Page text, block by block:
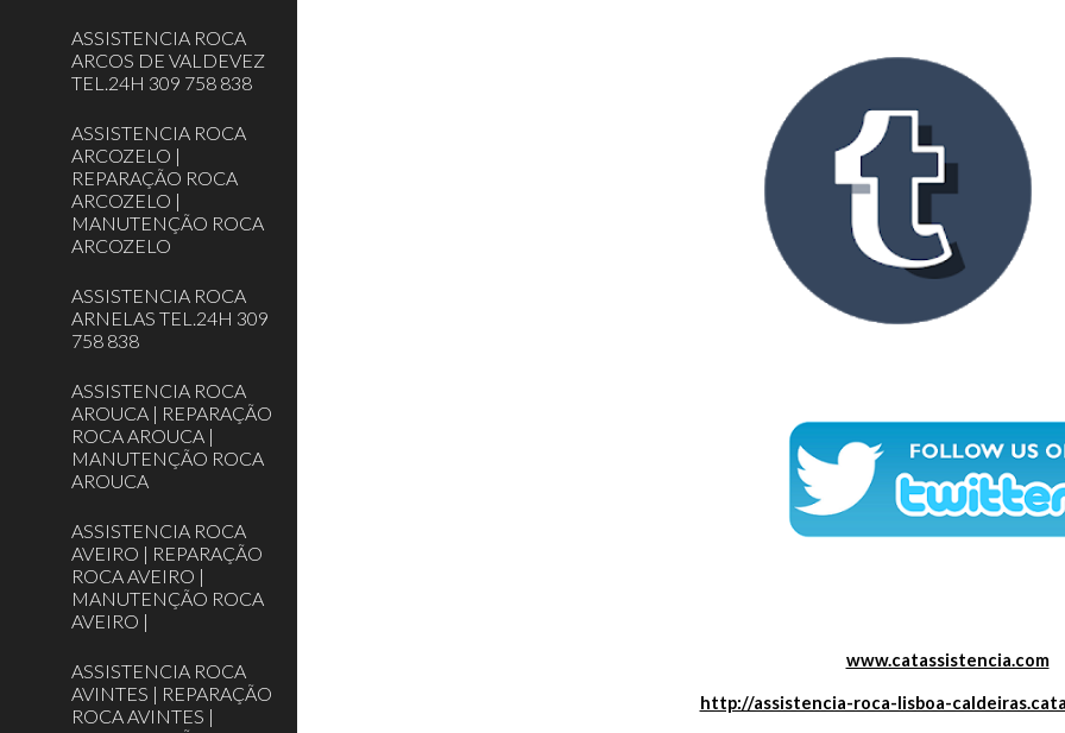
ASSISTENCIA ROCA
ARCOS DE VALDEVEZ
TEL.24H 309 758 838
ASSISTENCIA ROCA
ARCOZELO |
REPARAÇÃO ROCA
ARCOZELO |
MANUTENÇÃO ROCA
ARCOZELO
ASSISTENCIA ROCA
ARNELAS TEL.24H 309
758 838
ASSISTENCIA ROCA
AROUCA | REPARAÇÃO
ROCA AROUCA |
MANUTENÇÃO ROCA
AROUCA
ASSISTENCIA ROCA
AVEIRO | REPARAÇÃO
ROCA AVEIRO |
MANUTENÇÃO ROCA
AVEIRO |
ASSISTENCIA ROCA
AVINTES | REPARAÇÃO
ROCA AVINTES |
www.catassistencia.com
http://assistencia-roca-lisboa-